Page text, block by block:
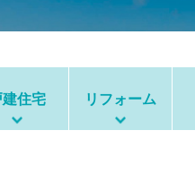
建住宅 リフォーム